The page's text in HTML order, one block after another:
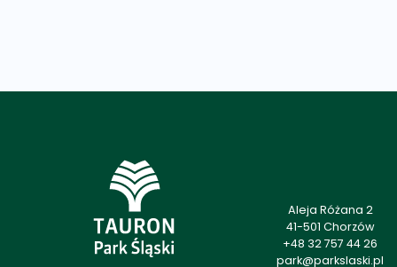
Aleja Różana 2
41-501 Chorzów
+48 32 757 44 26
park@parkslaski.pl